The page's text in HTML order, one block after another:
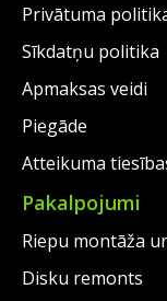
Privātuma
Sīkdatņu politika
Apmaksas veidi
Piegāde
Atteikuma
Pakalpojumi
Riepu montāža
Disku remonts